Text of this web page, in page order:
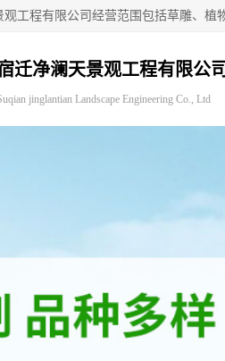
迁净澜天景观工程有限公司
jinglantian Landscape Engineering Co., Ltd